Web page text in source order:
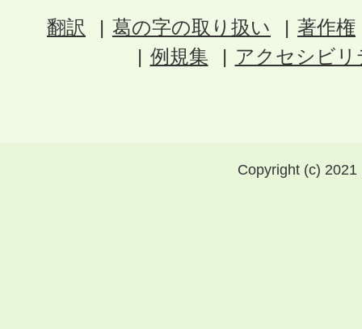
翻訳 葛の字の取り扱い
著作権
例規集
アクセシビ
Copyright (c)